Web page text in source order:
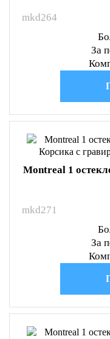
mkd264
За
Montreal 1
mkd271
За